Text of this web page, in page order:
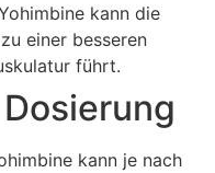
kann die
einer besseren
führt.
kann je nach